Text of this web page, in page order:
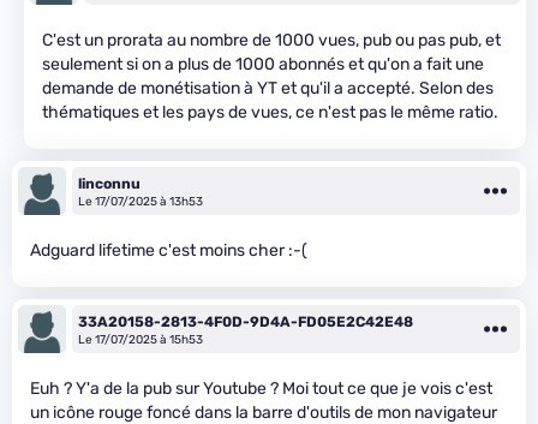
C'est un prorata au nombre de 1000 vues, pub ou pas pub, et
seulement si on a plus de 1000 abonnés et qu'on a fait une
demande de monétisation à YT et qu'il a accepté. Selon des
thématiques et les pays de vues, ce n'est pas le même ratio.
linconnu
Le 17/07/2025 à 13h53
Adguard lifetime c'est moins cher :-(
33A20158-2813-4F0D-9D4A-FD05E2C42E48
Le 17/07/2025 à 15h53
Euh ? Y'a de la pub sur Youtube ? Moi tout ce que je vois c'est
un icône rouge foncé dans la barre d'outils de mon navigateur